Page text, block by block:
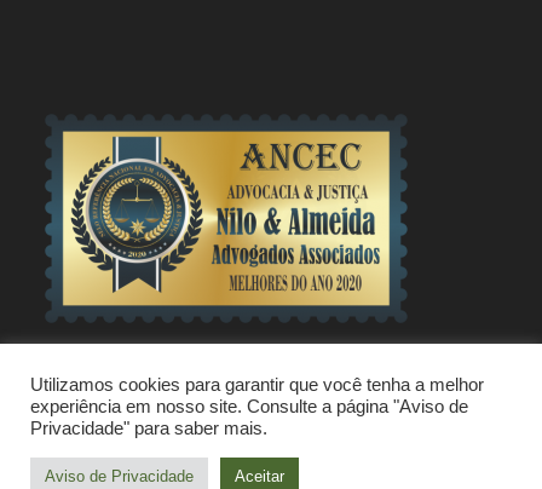
Site desenvolvido por:
Utilizamos cookies para garantir que você tenha a melhor
experiência em nosso site. Consulte a página "Aviso de
Privacidade" para saber mais.
Aviso de Privacidade Aceitar